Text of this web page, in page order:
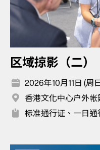
区域掠影（二）
2026年10月11日 (周
香港文化中心户外帐
标准通行证、一日通